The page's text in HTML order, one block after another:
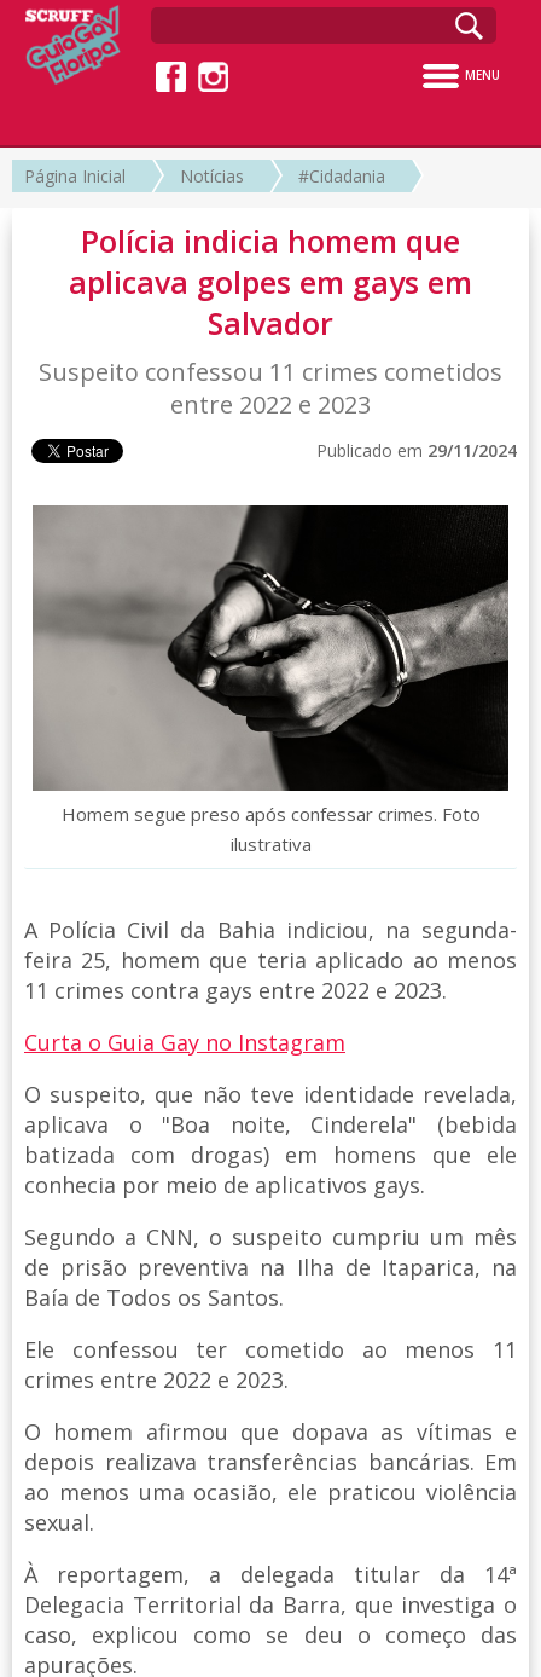
MENU
Página Inicial Notícias #Cidadania
Polícia indicia homem que
aplicava golpes em gays em
Salvador
Suspeito confessou 11 crimes cometidos
entre 2022 e 2023
Publicado em 29/11/2024
Homem segue preso após confessar crimes. Foto
ilustrativa
A Polícia Civil da Bahia indiciou, na segunda-
feira 25, homem que teria aplicado ao menos
11 crimes contra gays entre 2022 e 2023.
Curta o Guia Gay no Instagram
O suspeito, que não teve identidade revelada,
aplicava o "Boa noite, Cinderela" (bebida
batizada com drogas) em homens que ele
conhecia por meio de aplicativos gays.
Segundo a CNN, o suspeito cumpriu um mês
de prisão preventiva na Ilha de Itaparica, na
Baía de Todos os Santos.
Ele confessou ter cometido ao menos 11
crimes entre 2022 e 2023.
O homem afirmou que dopava as vítimas e
depois realizava transferências bancárias. Em
ao menos uma ocasião, ele praticou violência
sexual.
À reportagem, a delegada titular da 14ª
Delegacia Territorial da Barra, que investiga o
caso, explicou como se deu o começo das
apurações.